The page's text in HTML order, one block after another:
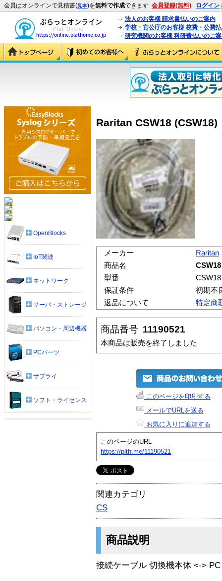
会員はオンラインで見積書(見本)を無料で作成できます 会員登録(無料) ログイン
法人のお客様 請求書払いのご案内
学校・官公庁のお客様 校費・公費
研究機関のお客様 科研費払いのご
Raritan CSW18 (CSW18)
メーカー
Raritan
商品名
CSW18
型番
CSW18
保証条件
初期不
返品について
特定商
商品番号 11190521
本商品は販売を終了しました
このページを印刷する
メールでURLを送る
お気に入りに追加する
このページのURL
https://plth.me/11190521
関連カテゴリ
CS
商品説明
接続ケーブル 切換機本体 <->
OpenBlocks
IoT関連
ネットワーク
サーバ・ストレージ
パソコン・周辺機器
PCパーツ
サプライ
ソフト・ライセンス